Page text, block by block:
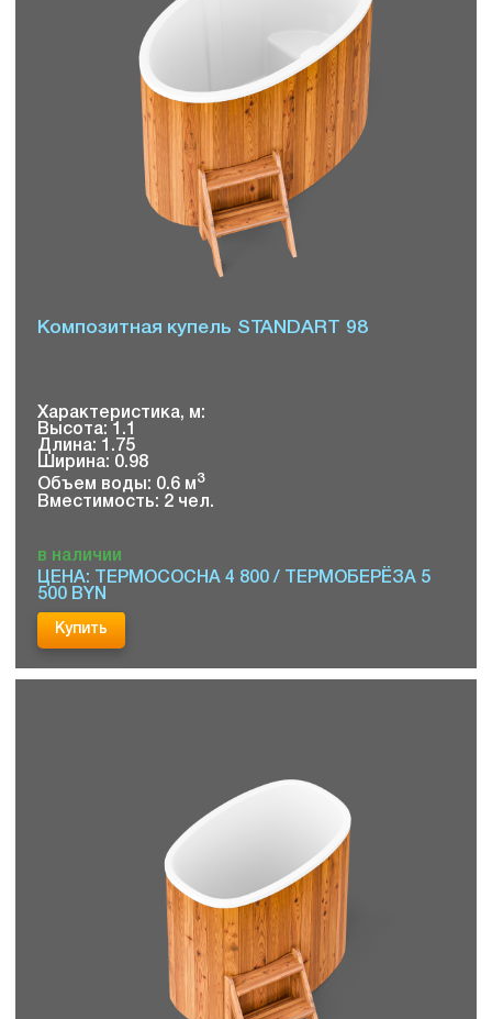
Композитная купель STANDART 98
Характеристика, м:
Высота: 1.1
Длина: 1.75
Ширина: 0.98
Объем воды: 0.6 м 3
Вместимость: 2 чел.
в наличии
ЦЕНА: ТЕРМОСОСНА 4 800 / ТЕРМОБЕРЁЗА 5
500 BYN
Купить